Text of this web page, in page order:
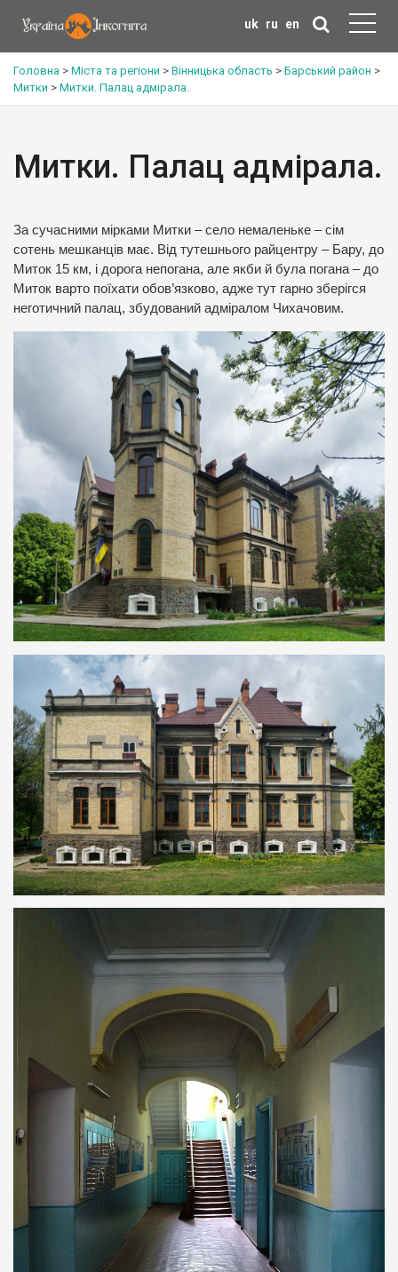
uk ru en
Головна > Міста та регіони > Вінницька область > Барський район >
Митки > Митки. Палац адмірала.
Митки. Палац адмірала.
За сучасними мірками Митки – село немаленьке – сім
сотень мешканців має. Від тутешнього райцентру – Бару, до
Миток 15 км, і дорога непогана, але якби й була погана – до
Миток варто поїхати обов’язково, адже тут гарно зберігся
неготичний палац, збудований адміралом Чихачовим.